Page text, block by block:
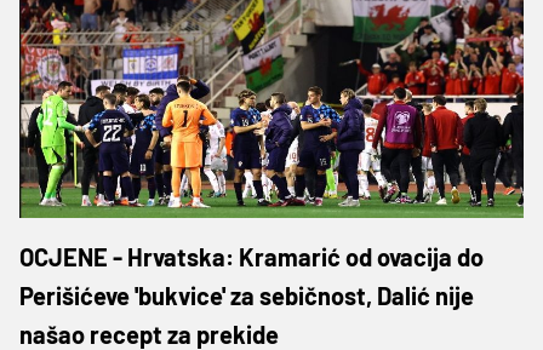
OCJENE - Hrvatska: Kramarić od ovacija do
Perišićeve 'bukvice' za sebičnost, Dalić nije
našao recept za prekide